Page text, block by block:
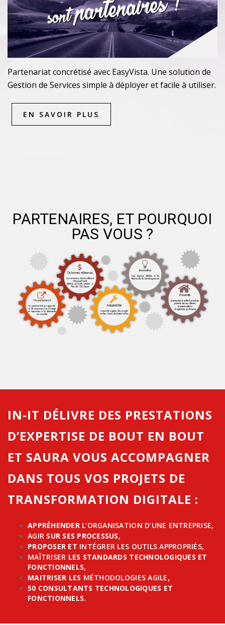
Partenariat concrétisé avec EasyVista. Une solution de
Gestion de Services simple à déployer et facile à utiliser.
EN SAVOIR PLUS
PARTENAIRES, ET POURQUOI
PAS VOUS ?
IN-IT DÉLIVRE DES PRESTATIONS
D’EXPERTISE DE BOUT EN BOUT
ET SAURA VOUS ACCOMPAGNER
DANS TOUS VOS PROJETS DE
TRANSFORMATION DIGITALE :
APPRÉHENDER L’ORGANISATION D’UNE ENTREPRISE,
AGIR SUR SES PROCESSUS,
PROPOSER ET INTÉGRER LES OUTILS APPROPRIÉS,
MAÎTRISER LES STANDARDS TECHNOLOGIQUES ET
FONCTIONNELS,
MAITRISER LES MÉTHODOLOGIES AGILE,
50 CONSULTANTS TECHNOLOGIQUES ET
FONCTIONNELS.